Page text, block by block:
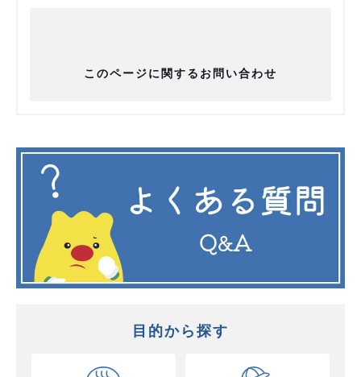
このページに関するお問い合わせ
目的から探す